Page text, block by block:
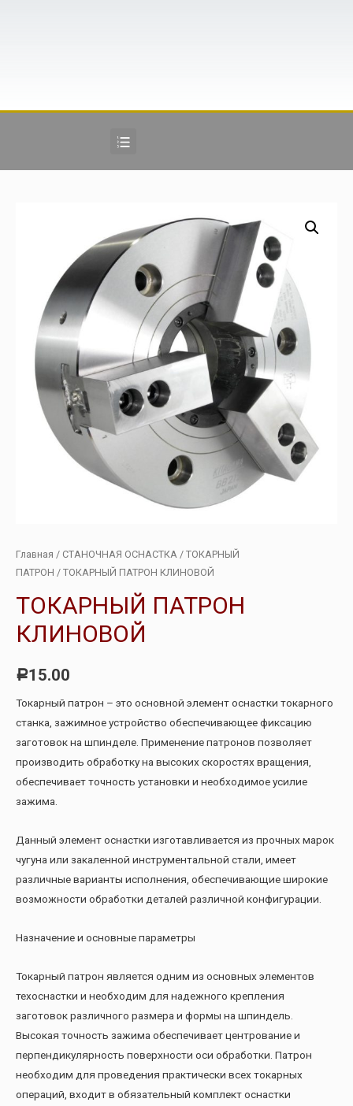
Главная / СТАНОЧНАЯ ОСНАСТКА / ТОКАРНЫЙ
ПАТРОН / ТОКАРНЫЙ ПАТРОН КЛИНОВОЙ
ТОКАРНЫЙ ПАТРОН
КЛИНОВОЙ
Р15.00
Токарный патрон – это основной элемент оснастки токарного
станка, зажимное устройство обеспечивающее фиксацию
заготовок на шпинделе. Применение патронов позволяет
производить обработку на высоких скоростях вращения,
обеспечивает точность установки и необходимое усилие
зажима.
Данный элемент оснастки изготавливается из прочных марок
чугуна или закаленной инструментальной стали, имеет
различные варианты исполнения, обеспечивающие широкие
возможности обработки деталей различной конфигурации.
Назначение и основные параметры
Токарный патрон является одним из основных элементов
техоснастки и необходим для надежного крепления
заготовок различного размера и формы на шпиндель.
Высокая точность зажима обеспечивает центрование и
перпендикулярность поверхности оси обработки. Патрон
необходим для проведения практически всех токарных
операций, входит в обязательный комплект оснастки